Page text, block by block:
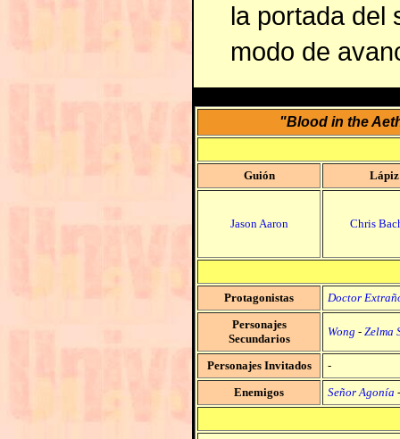
la portada del
modo de
"Blood in the
Guión Lápiz
Jason Aaron Chris
Protagonistas
Doctor
Personajes
Secundarios
Wong - Zelma
Personajes Invitados
-
Enemigos
Señor Agonía